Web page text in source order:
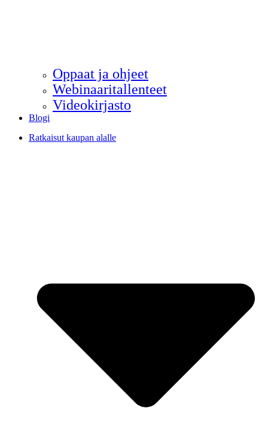
Oppaat ja ohjeet
Webinaaritallenteet
Videokirjasto
Blogi
Ratkaisut kaupan alalle